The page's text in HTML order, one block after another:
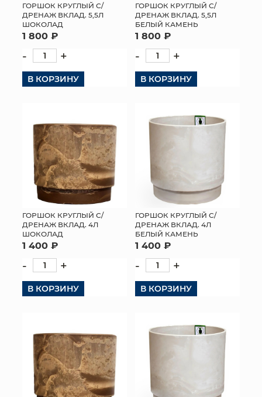
ГОРШОК КРУГЛЫЙ С/
ДРЕНАЖ ВКЛАД. 5,5Л
ШОКОЛАД
1 800 ₽
- +
В КОРЗИНУ
ГОРШОК КРУГЛЫЙ С/
ДРЕНАЖ ВКЛАД. 5,5Л
БЕЛЫЙ КАМЕНЬ
1 800 ₽
- +
В КОРЗИНУ
ГОРШОК КРУГЛЫЙ С/
ДРЕНАЖ ВКЛАД. 4Л
ШОКОЛАД
1 400 ₽
- +
В КОРЗИНУ
ГОРШОК КРУГЛЫЙ С/
ДРЕНАЖ ВКЛАД. 4Л
БЕЛЫЙ КАМЕНЬ
1 400 ₽
- +
В КОРЗИНУ